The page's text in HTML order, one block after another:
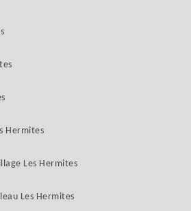
Hermites
Les Hermites
Les Hermites